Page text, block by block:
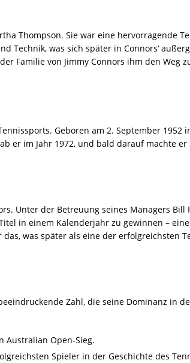
Thompson. Sie war eine hervorragende
Technik, was sich später in Connors‘
Familie von Jimmy Connors ihm den Weg
Geboren am 2. September 1952
er im Jahr 1972, und bald darauf machte
Unter der Betreuung seines Managers Bill
in einem Kalenderjahr zu gewinnen –
was später als eine der erfolgreichsten
Zahl, die seine Dominanz in
Australian Open-Sieg.
Spieler in der Geschichte des